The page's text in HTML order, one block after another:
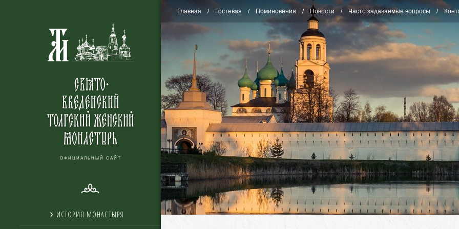
ОФИЦИАЛЬНЫЙ САЙТ
ИСТОРИЯ МОНАСТЫРЯ
Главная Гостевая Поминовения Новости Часто задаваемые вопросы